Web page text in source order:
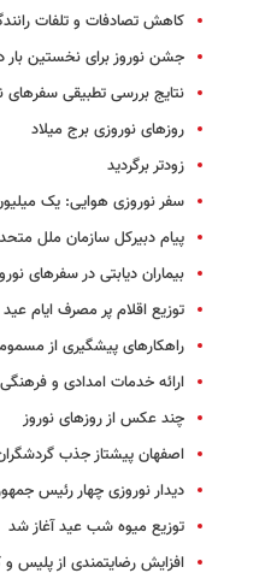
کاهش تصادفات و تلفات
جشن نوروز برای نخستین بار
نتایج بررسی تطبیقی سفرهای
روزهای نوروزی برج میلاد
زودتر برگردید
سفر نوروزی هوایی: یک
پیام دبیرکل سازمان ملل
بیماران دیابتی در سفرهای
توزیع اقلام پر مصرف ایام
راهکارهای پیشگیری از
ارائه خدمات امدادی و
چند عکس از روزهای نوروز
اصفهان پیشتاز جذب
دیدار نوروزی چهار رئیس
توزیع میوه شب عید آغاز شد
افزایش رضایتمندی از پلیس